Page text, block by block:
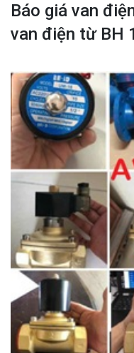
Báo giá van
van điện từ BH